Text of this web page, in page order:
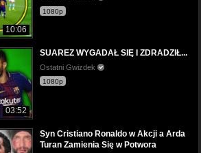
10:06
1080p
03:52
SUAREZ WYGADAŁ SIĘ I ZDRADZIŁ...
Ostatni Gwizdek
1080p
Syn Cristiano Ronaldo w Akcji a Arda
Turan Zamienia Się w Potwora